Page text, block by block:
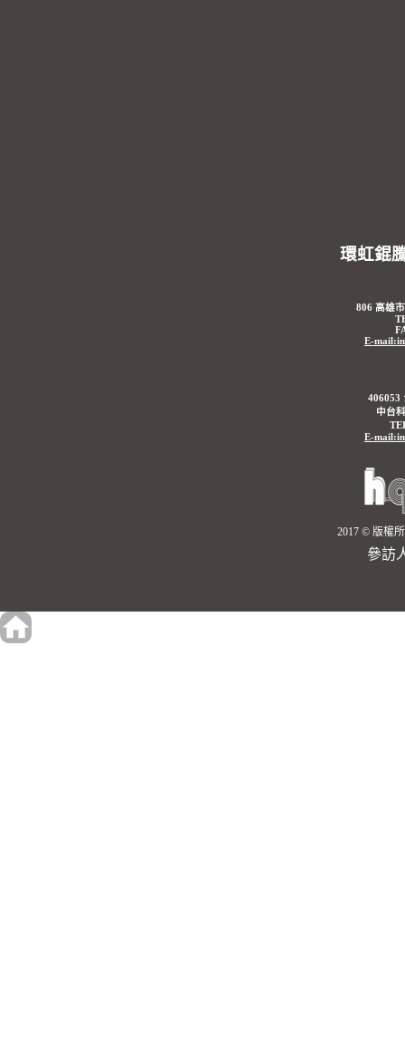
環虹錕
806 高雄
E-
406053
中台
E-
2017 © 版權
參訪